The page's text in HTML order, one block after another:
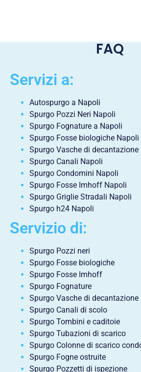
FAQ
Servizi a:
Autospurgo a Napoli
Spurgo Pozzi Neri Napoli
Spurgo Fognature a Napoli
Spurgo Fosse biologiche Napoli
Spurgo Vasche di decantazione
Spurgo Canali Napoli
Spurgo Condomini Napoli
Spurgo Fosse Imhoff Napoli
Spurgo Griglie Stradali Napoli
Spurgo h24 Napoli
Servizio di:
Spurgo Pozzi neri
Spurgo Fosse biologiche
Spurgo Fosse Imhoff
Spurgo Fognature
Spurgo Vasche di decantazione
Spurgo Canali di scolo
Spurgo Tombini e caditoie
Spurgo Tubazioni di scarico
Spurgo Colonne di scarico
Spurgo Fogne ostruite
Spurgo Pozzetti di ispezione